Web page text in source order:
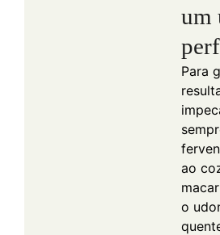
um
Para
ao
o